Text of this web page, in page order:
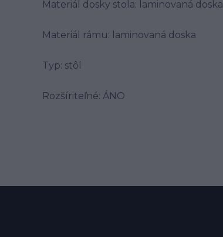
Materiál dosky stola: laminovaná doska
Materiál rámu: laminovaná doska
Typ: stôl
Rozšíriteľné: ÁNO